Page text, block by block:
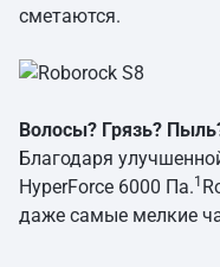
сметаются.
Волосы? Грязь?
Благодаря
HyperForce 6000 Па.1
даже самые мелкие